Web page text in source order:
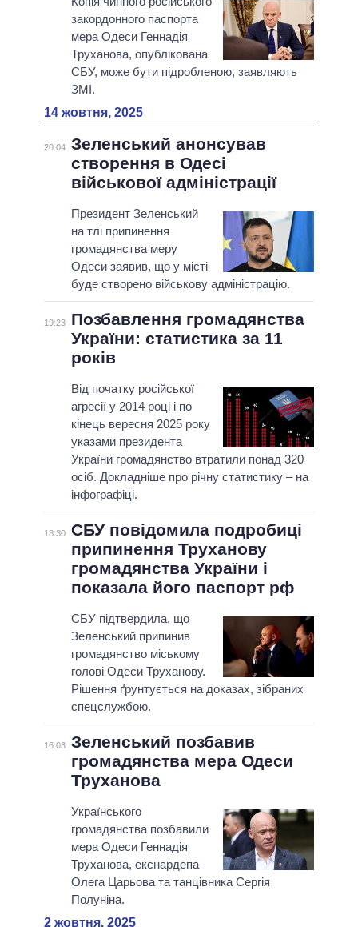
закордонного паспорта
мера Одеси Геннадія
Труханова, опублікована
СБУ, може бути підробленою, заявляють
ЗМІ.
14 жовтня, 2025
20:04 Зеленський анонсував
створення в Одесі
військової адміністрації
Президент Зеленський
на тлі припинення
громадянства меру
Одеси заявив, що у місті
буде створено військову адміністрацію.
19:23
Позбавлення громадянства
України: статистика за 11
років
Від початку російської
агресії у 2014 році і по
кінець вересня 2025 року
указами президента
України громадянство втратили понад 320
осіб. Докладніше про річну статистику – на
інфографіці.
18:30 СБУ повідомила подробиці
припинення Труханову
громадянства України і
показала його паспорт рф
СБУ підтвердила, що
Зеленський припинив
громадянство міському
голові Одеси Труханову.
Рішення ґрунтується на доказах, зібраних
спецслужбою.
16:03 Зеленський позбавив
громадянства мера Одеси
Труханова
Українського
громадянства позбавили
мера Одеси Геннадія
Труханова, екснардепа
Олега Царьова та танцівника Сергія
Полуніна.
2 жовтня, 2025